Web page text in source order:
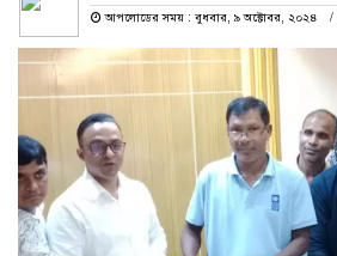
আপলোডের সময় : বুধবার, ৯ অক্টোবর, ২০২৪